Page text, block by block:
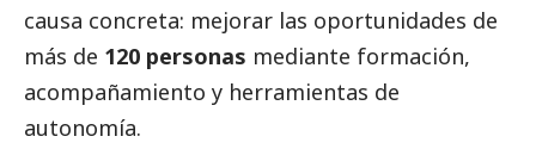
causa concreta: mejorar las oportunidades de
más de 120 personas mediante formación,
acompañamiento y herramientas de
autonomía.